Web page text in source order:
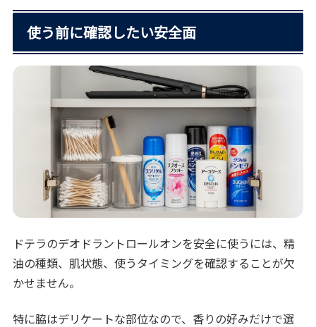
使う前に確認したい安全面
ドテラのデオドラントロールオンを安全に使うには、精
油の種類、肌状態、使うタイミングを確認することが欠
かせません。
特に脇はデリケートな部位なので、香りの好みだけで選